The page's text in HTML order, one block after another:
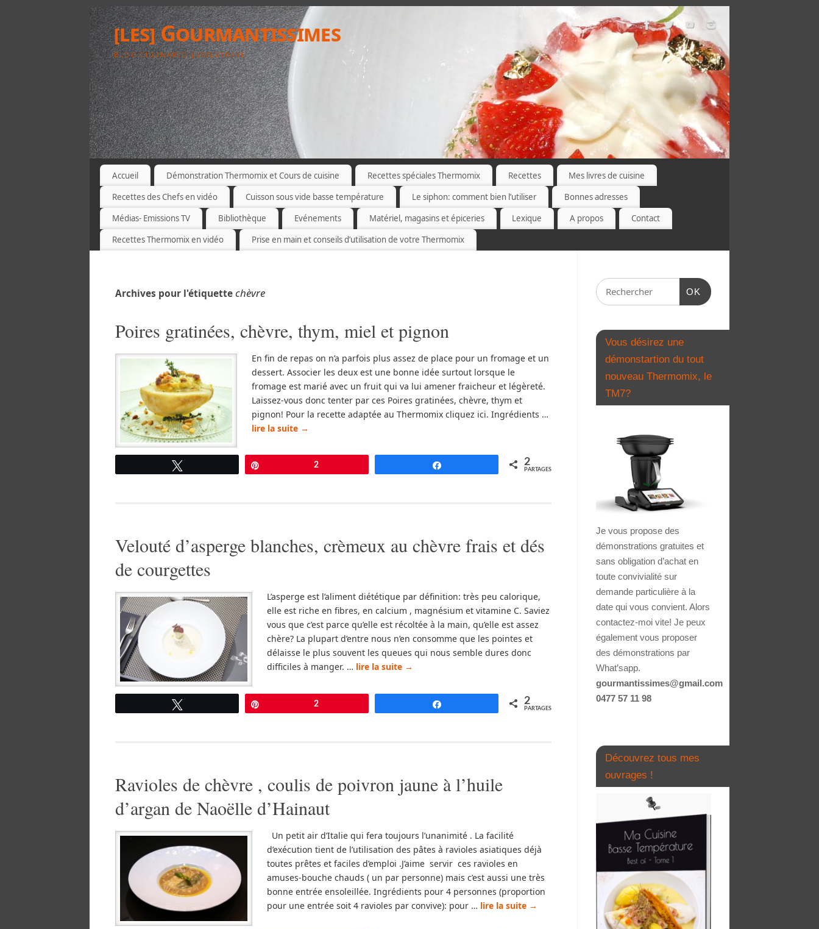
[les] Gourmantissimes
BLOG CULINARIO-JUBILATOIRE
Accueil Démonstration Thermomix et Cours de cuisine Recettes spéciales Thermomix Recettes
Mes livres de cuisine
Recettes des Chefs en vidéo
Cuisson sous vide basse température Le siphon: comment bien l’utiliser
Bonnes adresses
Médias- Emissions TV
Bibliothèque Evénements Matériel, magasins et épiceries Lexique A propos
Contact
Recettes Thermomix en vidéo
Prise en main et conseils d’utilisation de votre Thermomix
Archives pour l'étiquettechèvre
Poires gratinées, chèvre, thym, miel et pignon
En fin de repas on n’a parfois plus assez de place pour un fromage et un
dessert. Associer les deux est une bonne idée surtout lorsque le
fromage est marié avec un fruit qui va lui amener fraicheur et légèreté.
Laissez-vous donc tenter par ces Poires gratinées, chèvre, thym et
pignon! Pour la recette adaptée au Thermomix cliquez ici. Ingrédients …
lire la suite →
2 2
PARTAGES
Velouté d’asperge blanches, crèmeux au chèvre frais et dés
de courgettes
L’asperge est l’aliment diététique par définition: très peu calorique,
elle est riche en fibres, en calcium , magnésium et vitamine C. Saviez
vous que c’est parce qu’elle est récoltée à la main, qu’elle est assez
chère? La plupart d’entre nous n’en consomme que les pointes et
délaisse le plus souvent les queues qui nous semble dures donc
difficiles à manger. … lire la suite →
2 2
PARTAGES
Ravioles de chèvre , coulis de poivron jaune à l’huile
d’argan de Naoëlle d’Hainaut
Un petit air d’Italie qui fera toujours l’unanimité . La facilité
d’exécution tient de l’utilisation des pâtes à ravioles asiatiques déjà
toutes prêtes et faciles d’emploi .J’aime servir ces ravioles en
amuses-bouche chauds ( un par personne) mais c’est aussi une très
bonne entrée ensoleillée. Ingrédients pour 4 personnes (proportion
pour une entrée soit 4 ravioles par convive): pour … lire la suite →
OK
Vous désirez une
démonstartion du tout
nouveau Thermomix, le
TM7?
Je vous propose des
démonstrations gratuites et
sans obligation d’achat en
toute convivialité sur
demande particulière à la
date qui vous convient. Alors
contactez-moi vite! Je peux
également vous proposer
des démonstrations par
What’sapp.
gourmantissimes@gmail.com
0477 57 11 98
Découvrez tous mes
ouvrages !